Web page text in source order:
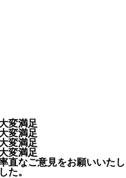
髪型自由
方
先
方
ン
方
先
変満足
変満足
変満足
変満足
直なご意見をお願いいた
た。